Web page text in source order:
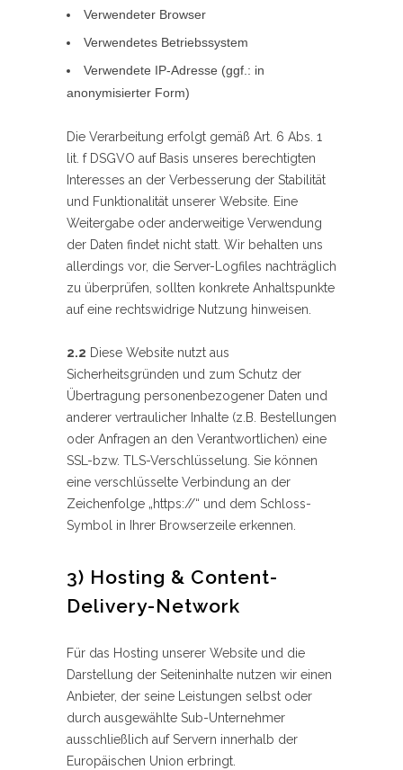
Verwendeter Browser
Verwendetes Betriebssystem
Verwendete IP-Adresse (ggf.: in
anonymisierter Form)
Die Verarbeitung erfolgt gemäß Art. 6 Abs. 1
lit. f DSGVO auf Basis unseres berechtigten
Interesses an der Verbesserung der Stabilität
und Funktionalität unserer Website. Eine
Weitergabe oder anderweitige Verwendung
der Daten findet nicht statt. Wir behalten uns
allerdings vor, die Server-Logfiles nachträglich
zu überprüfen, sollten konkrete Anhaltspunkte
auf eine rechtswidrige Nutzung hinweisen.
2.2 Diese Website nutzt aus
Sicherheitsgründen und zum Schutz der
Übertragung personenbezogener Daten und
anderer vertraulicher Inhalte (z.B. Bestellungen
oder Anfragen an den Verantwortlichen) eine
SSL-bzw. TLS-Verschlüsselung. Sie können
eine verschlüsselte Verbindung an der
Zeichenfolge „https://“ und dem Schloss-
Symbol in Ihrer Browserzeile erkennen.
3) Hosting & Content-
Delivery-Network
Für das Hosting unserer Website und die
Darstellung der Seiteninhalte nutzen wir einen
Anbieter, der seine Leistungen selbst oder
durch ausgewählte Sub-Unternehmer
ausschließlich auf Servern innerhalb der
Europäischen Union erbringt.